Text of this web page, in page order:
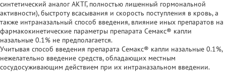
синтетический аналог АКТГ, полностью лишенный гормональной
активности), быстроту всасывания и скорость поступления в кровь, а
также интраназальный способ введения, влияние иных препаратов на
фармакокинетические параметры препарата Семакс® капли
назальные 0.1% не предполагается.
Учитывая способ введения препарата Семакс® капли назальные 0.1%,
нежелательно введение средств, обладающих местным
сосудосуживающим действием при их интраназальном введении.